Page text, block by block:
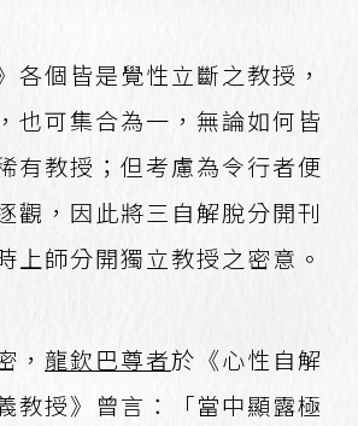
各個皆是覺性立斷之教授，
也可集合為一，無論如何皆
有教授；但考慮為令行者便
觀，因此將三自解脫分開刊
上師分開獨立教授之密意。
， 龍欽巴尊者於《心性自解
教授》曾言：「當中顯露極